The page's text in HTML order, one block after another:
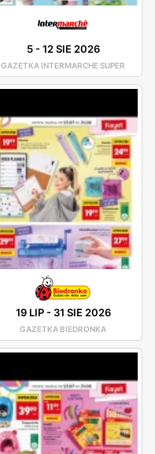
5-12 SIE 2026
GAZETKA INTERMARCHE SUPER
19 LIP- 31 SIE 2026
GAZETKA BIEDRONKA